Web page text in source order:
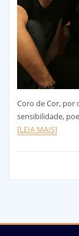
Coro de Cor, por
sensibilidade,
[LEIA MAIS]